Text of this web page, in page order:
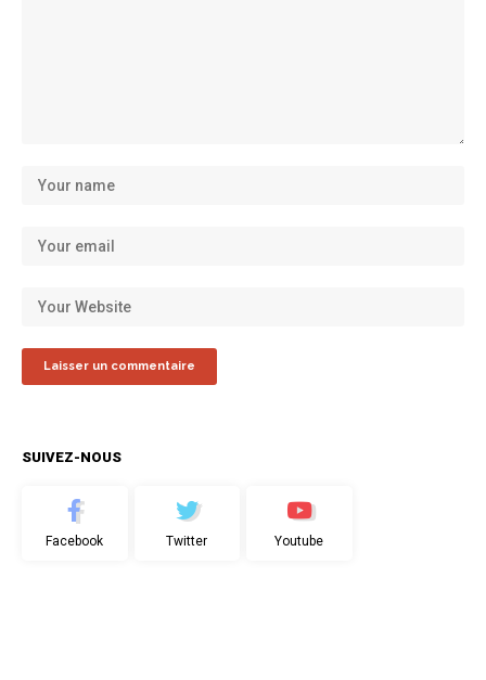
SUIVEZ-NOUS
Facebook Twitter Youtube